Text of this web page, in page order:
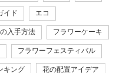
イド エコ
入手方法 フラワーケーキ
フラワーフェスティバル
キング 花の配置アイデア